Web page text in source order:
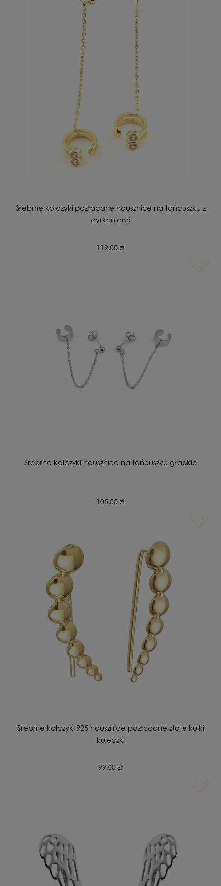
Srebrne kolczyki pozłacane nausznice na łańcuszku z
cyrkoniami
119,00 zł
Srebrne kolczyki nausznice na łańcuszku gładkie
105,00 zł
Srebrne kolczyki 925 nausznice pozłacane złote kulki
kuleczki
99,00 zł